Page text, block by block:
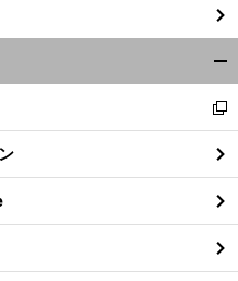
閉
る
新
し
い
ウ
ィ
ン
ド
ウ